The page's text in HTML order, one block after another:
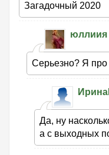
Загадочный 2020
юллиия
Серьезно? Я про
Да, ну
а с выходных